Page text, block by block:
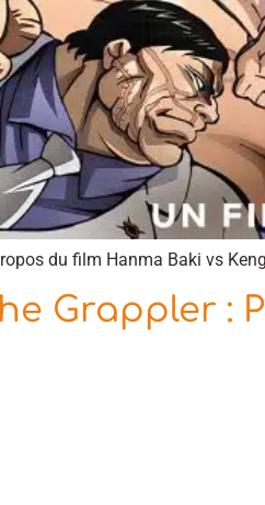
du film Hanma Baki vs
Grappler :